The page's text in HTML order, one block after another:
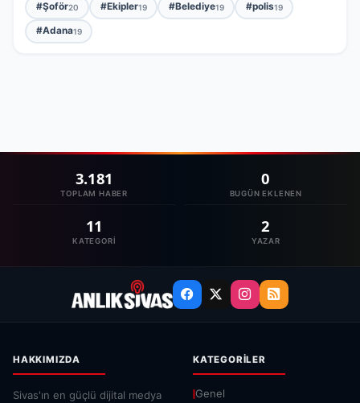
#Şoför20 #Ekipler19 #Belediye19 #polis19
#Adana19
3.181
TOPLAM HABER
0
BUGÜN EKLENEN
11
KATEGORI
2
YAZAR
HAKKIMIZDA
Sivas'ın en güçlü dijital medya
KATEGORILER
Genel